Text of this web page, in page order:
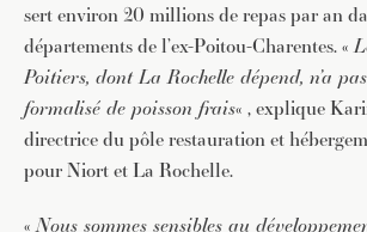
sert environ 20 millions de repas par an
départements de l’ex-Poitou-Charentes. «
Poitiers, dont La Rochelle dépend, n’a
formalisé de poisson frais« , explique
directrice du pôle restauration et
pour Niort et La Rochelle.
«Nous sommes sensibles au